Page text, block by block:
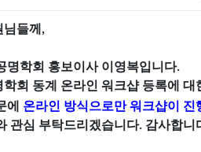
님들께 ,
명학회 홍보이사 이영복입니다.
회 동계 온라인 워크샵등록에 대
에 온라인 방식으로만워크샵이 진
관심 부탁드리겠습니다. 감사합니